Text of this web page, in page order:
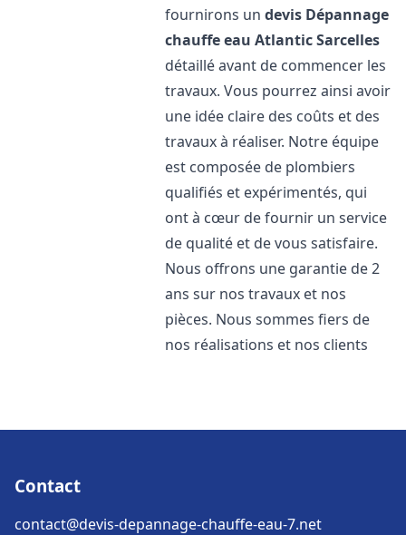
fournirons undevis Dépannage
chauffe eau AtlanticSarcelles
détaillé avant de commencer les
travaux. Vous pourrez ainsi avoir
une idée claire des coûts et des
travaux à réaliser. Notre équipe
est composée de plombiers
qualifiés et expérimentés, qui
ont à cœur de fournir un service
de qualité et de vous satisfaire.
Nous offrons une garantie de 2
ans sur nos travaux et nos
pièces. Nous sommes fiers de
nos réalisations et nos clients
Contact
contact@devis-depannage-chauffe-eau-7.net